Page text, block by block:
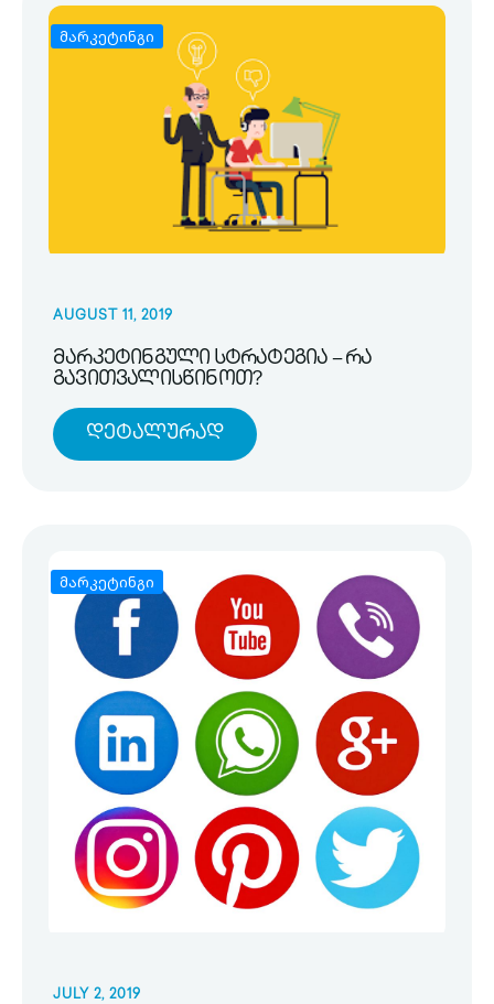
მარკეტინგი
AUGUST 11, 2019
მარკეტინგული სტრატეგია – რა
გავითვალისწინოთ?
Დეტალურად
მარკეტინგი
JULY 2, 2019